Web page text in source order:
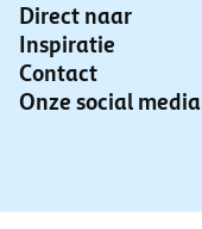
Direct naar
Inspiratie
Contact
Onze social media